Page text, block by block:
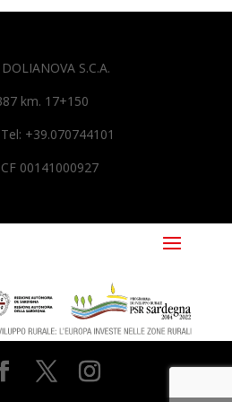
S.C.A.
km. 17+150
+39.070744101
00141000927